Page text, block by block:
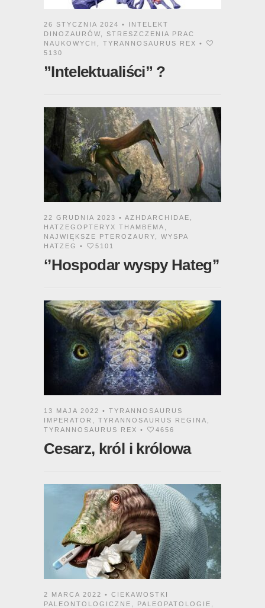
26 STYCZNIA 2024 • INTELEKT
DINOZAURÓW
STRESZCZENIA PRAC
NAUKOWYCH
TYRANNOSAURUS REX •
5130
”Intelektualiści” ?
22 GRUDNIA 2023 • AZHDARCHIDAE
HATZEGOPTERYX THAMBEMA
NAJWIĘKSZE PTEROZAURY
WYSPA
HATZEG
• 5101
‘’Hospodar wyspy Hateg’’
13 MAJA 2022 • TYRANNOSAURUS
IMPERATOR
TYRANNOSAURUS REGINA
TYRANNOSAURUS REX • 4656
Cesarz, król i królowa
2 MARCA 2022 • CIEKAWOSTKI
PALEONTOLOGICZNE
PALEOPATOLOGIE